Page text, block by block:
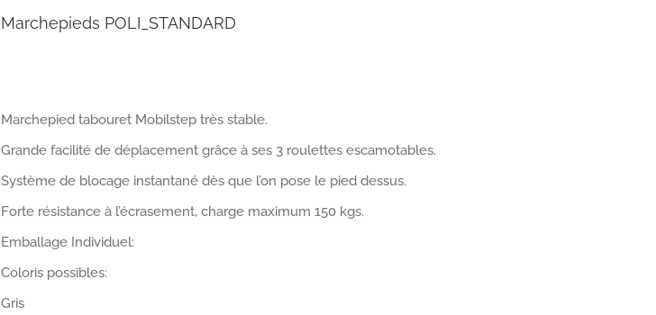
Marchepieds POLI_STANDARD
Marchepied tabouret Mobilstep très stable.
Grande facilité de déplacement grâce à ses 3 roulettes escamotables.
Système de blocage instantané dès que l’on pose le pied dessus.
Forte résistance à l’écrasement, charge maximum 150 kgs.
Emballage Individuel:
Coloris possibles:
Gris